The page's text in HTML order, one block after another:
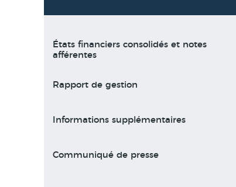
États financiers consolidés et notes
afférentes
Rapport de gestion
Informations supplémentaires
Communiqué de presse